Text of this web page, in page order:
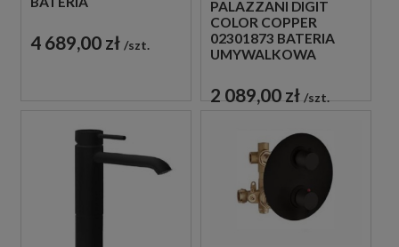
TERMOSTATEM
ZŁOTA
4 689,00 zł szt.
PALAZZANI DIGIT
COLOR COPPER
02301873 BATERIA
UMYWALKOWA
JEDNOUCHWYTOWA
MIEDZIANA
2 089,00 zł szt.